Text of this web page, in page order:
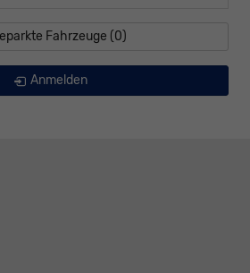
Fahrzeuge (0)
Anmelden